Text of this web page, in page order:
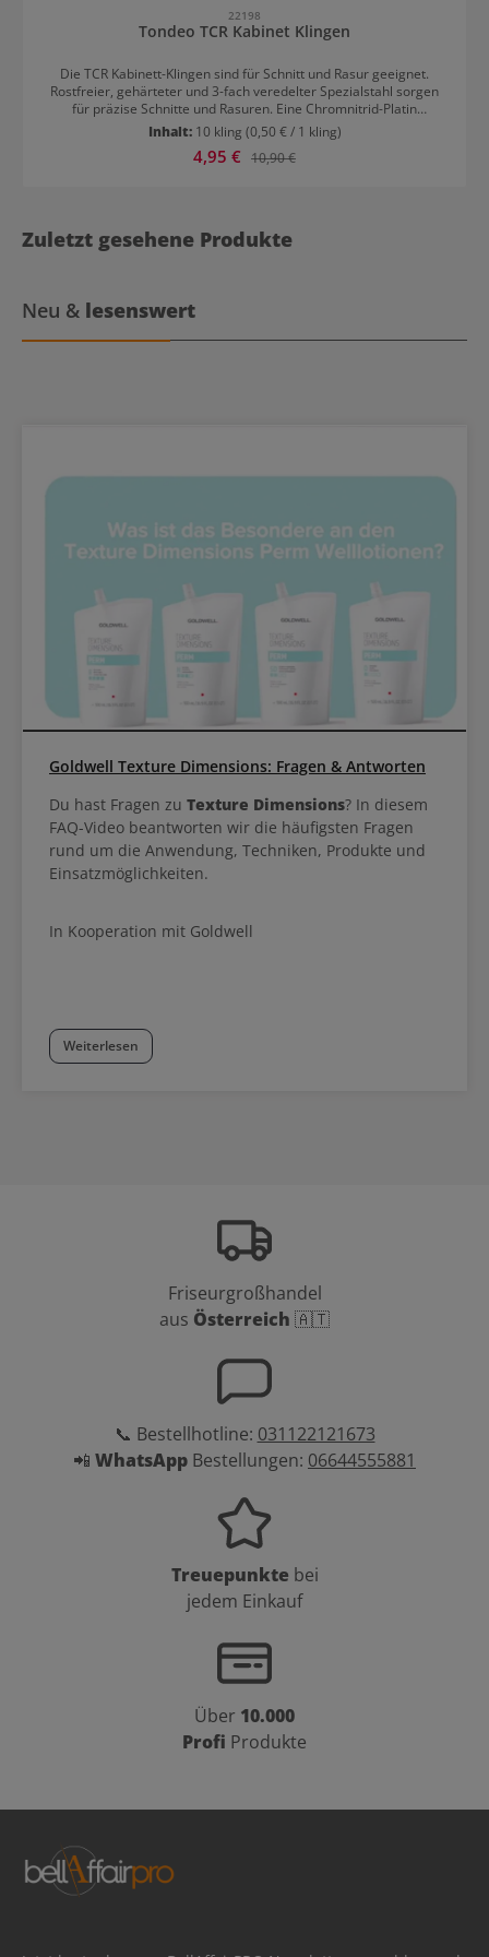
22198
Tondeo TCR Kabinet Klingen
Die TCR Kabinett-Klingen sind für Schnitt und Rasur geeignet.
Rostfreier, gehärteter und 3-fach veredelter Spezialstahl sorgen
für präzise Schnitte und Rasuren. Eine Chromnitrid-Platin
Versiegelung mit Teflon-Schicht verleiht den Klingen reibungslose
Gleitfähigkeit. Die Klingen sind geeignet für Sifter Style / Sifter
Classic / Sifter Tribal / Sifter Ergo.
Inhalt: 10 kling (0,50 € / 1 kling)
Verkaufspreis:
4,95 € Regulärer Preis:
10,90 €
Zuletzt gesehene Produkte
Neu & lesenswert
Goldwell Texture Dimensions: Fragen & Antworten
Du hast Fragen zu Texture Dimensions? In diesem
FAQ-Video beantworten wir die häufigsten Fragen
rund um die Anwendung, Techniken, Produkte und
Einsatzmöglichkeiten.
In Kooperation mit Goldwell
Weiterlesen
Friseurgroßhandel
aus Österreich 🇦🇹
📞 Bestellhotline: 031122121673
📲 WhatsApp Bestellungen: 06644555881
Treuepunkte bei
jedem Einkauf
Über 10.000
Profi Produkte